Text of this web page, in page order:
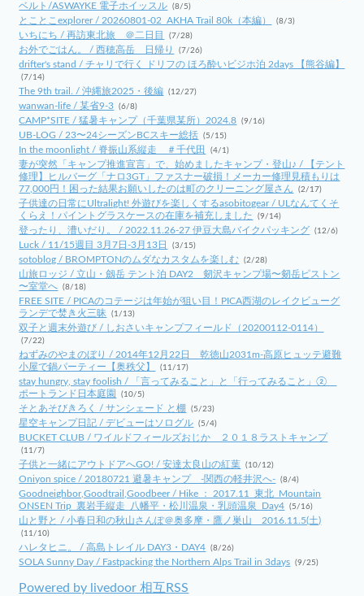
ベルト/ASWAYKE 電子ホイッスル (8/5)
とことこexplorer / 20260801-02_AKHA Trail 80k（本編） (8/3)
いちにち / 再訪東北旅 ＠二日目 (7/28)
お外でごはん。 / 西穂高岳 日帰り (7/26)
drifter's stand / チャリで行く ドリフの ほろ酔いビジホ泊 2days 【熊谷編】
(7/14)
The 9th trail. / 沖縄旅2025・後編 (12/27)
wanwan-life / 某省9-3 (6/8)
CAMP*SITE / 猛暑キャンプ（千葉県某所）2024.8 (9/16)
UB-LOG / 23〜24シーズンBCスキー総括 (5/15)
In the moonlight / 脊振山系縦走 ＃千代田 (4/1)
妻が突然「キャンプ推進宣言」で、始めましたキャンプ・登山♪ / 【テント
修理】ヒルバーグ「ナロ3GT」ファスナー破損！メーカー修理見積もりは
77,000円！困った結果お願いしたのは町のクリーニング屋さん
(2/17)
子供達の日常にUltralight! 外遊びを楽しくするasobitogear / ULなんてくそ
くらえ！パイントグラスケースの在庫を補充しました
(9/14)
登ったり、漕いだり。 / 2022.11.26-27 伊豆大島バイクパッキング (12/6)
Luck / 11/15週目 3月7日-3月13日 (3/15)
sotoblog / BROMPTONのムダなカスタムを楽しむ (2/28)
山旅ロッジ / 立山・劔岳 テント泊 DAY2 剱沢キャンプ場〜剱岳ピストン
〜室堂へ (8/18)
FREE SITE / PICAのコテージは年始が狙い目！PICA西湖のレイクビューグ
ランデで焚き火三昧 (1/13)
双子と週末外遊び / しおさいキャンプフィールド（20200112-0114）
(7/22)
ねずみのやまのぼり / 2014年12月22日 乾徳山2031m-高原ヒュッテ避難
小屋で鍋パーティー【奥秩父】
(11/17)
stay hungry, stay foolish / 「言ってみること」と「行ってみること」②
ポートランド日本庭園
(10/5)
そとあそびきろく / サンシェード と棚 (5/23)
星空キャンプ日記 / デビューはソログル (5/4)
BUCKET CLUB / ワイルドフィールズおじか ２０１８ラストキャンプ
(11/7)
子供と一緒にアウトドアへGO! / 安達太良山の紅葉 (10/12)
Oniyon spice / 20180721 避暑キャンプ -関西の軽井沢へ- (8/4)
Goodneighbor,Goodtrail,Goodbeer / Hike ： 2017.11_東北_Mountain
ONSEN Trip_裏岩手縦走_八幡平・松川温泉・乳頭温泉_Day4 (5/16)
山と野と / 小春日和の秋山さんぽ＠奥多摩・鷹ノ巣山 2016.11.5(土)
(11/10)
ハレタヒニ。 / 高島トレイル DAY3・DAY4 (8/26)
SOLA Sunny Day / Fastpacking the Northern Alps Trail in 3days (9/25)
Powered by livedoor 相互RSS